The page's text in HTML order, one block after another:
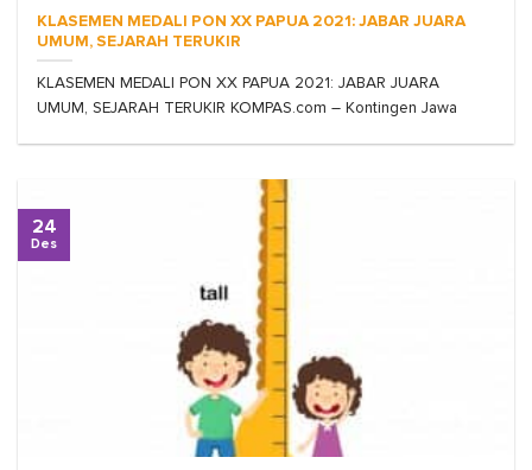
KLASEMEN MEDALI PON XX PAPUA 2021: JABAR JUARA
UMUM, SEJARAH TERUKIR
KLASEMEN MEDALI PON XX PAPUA 2021: JABAR JUARA
UMUM, SEJARAH TERUKIR KOMPAS.com – Kontingen Jawa
24
Des